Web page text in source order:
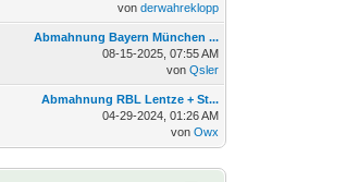
vonderwahreklopp
Abmahnung Bayern München ...
08-15-2025, 07:55 AM
vonQsler
Abmahnung RBL Lentze + St...
04-29-2024, 01:26 AM
vonOwx